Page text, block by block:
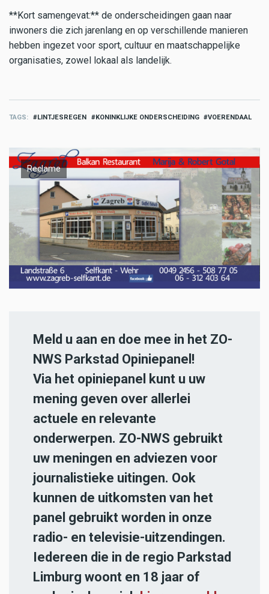
**Kort samengevat:** de onderscheidingen gaan naar
inwoners die zich jarenlang en op verschillende manieren
hebben ingezet voor sport, cultuur en maatschappelijke
organisaties, zowel lokaal als landelijk.
TAGS LINTJESREGEN KONINKLIJKE ONDERSCHEIDING VOERENDAAL
Reclame
Meld u aan en doe mee in het ZO-
NWS Parkstad Opiniepanel!
Via het opiniepanel kunt u uw
mening geven over allerlei
actuele en relevante
onderwerpen. ZO-NWS gebruikt
uw meningen en adviezen voor
journalistieke uitingen. Ook
kunnen de uitkomsten van het
panel gebruikt worden in onze
radio- en televisie-uitzendingen.
Iedereen die in de regio Parkstad
Limburg woont en 18 jaar of